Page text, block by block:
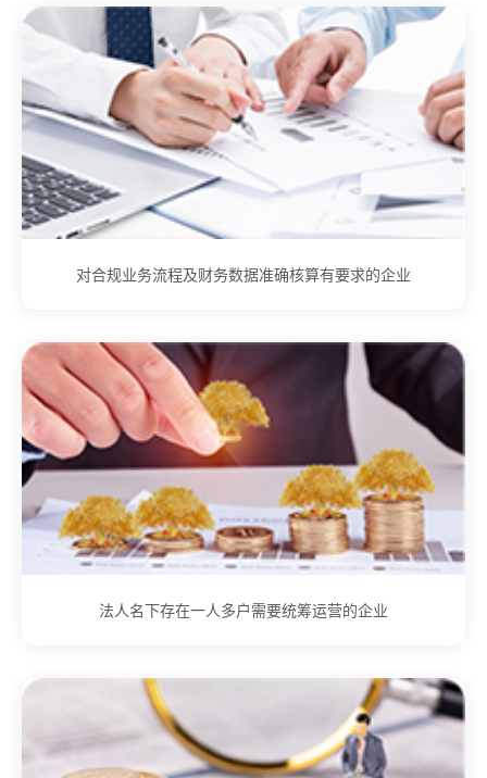
对合规业务流程及财务数据准确核算有要求的企业
法人名下存在一人多户需要统筹运营的企业